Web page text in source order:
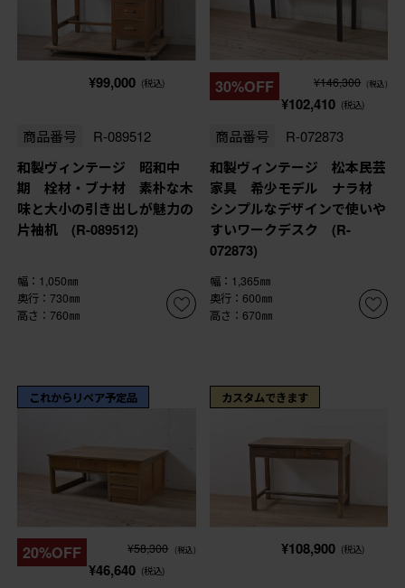
¥99,000 (税込)
商品番号 R-089512
和製ヴィンテージ 昭和中
期 栓材・ブナ材 素朴な木
味と大小の引き出しが魅力の
片袖机 (R-089512)
幅：1,050㎜
奥行：730㎜
高さ：760㎜
30%OFF ¥146,300 (税込)
¥102,410 (税込)
商品番号 R-072873
和製ヴィンテージ 松本民芸
家具 希少モデル ナラ材
シンプルなデザインで使いや
すいワークデスク (R-
072873)
幅：1,365㎜
奥行：600㎜
高さ：670㎜
これからリペア予定品
20%OFF ¥58,300 (税込)
¥46,640 (税込)
カスタムできます
¥108,900 (税込)